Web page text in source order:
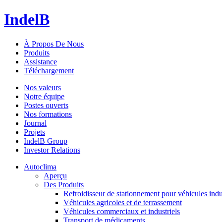
IndelB
À Propos De Nous
Produits
Assistance
Téléchargement
Nos valeurs
Notre équipe
Postes ouverts
Nos formations
Journal
Projets
IndelB Group
Investor Relations
Autoclima
Aperçu
Des Produits
Refroidisseur de stationnement pour véhicules
Véhicules agricoles et de terrassement
Véhicules commerciaux et industriels
Transport de médicaments